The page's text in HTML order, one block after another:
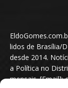
lidos de Brasília/
desde 2014.
a Política no
mensais. [Email]: